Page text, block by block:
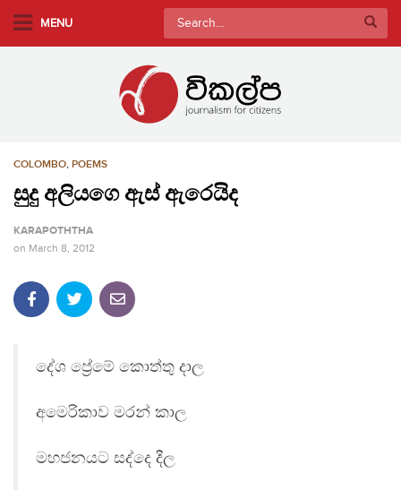
MENU
Search
for:
COLOMBO, POEMS
සුදු අලියගෙ ඇස් ඇරෙයිද
KARAPOTHTHA
on March 8, 2012
දේශ ප්‍රේමේ කොත්තු දාල
අමෙරිකාව මරන් කාල
මහජනයට සද්දෙ දීල